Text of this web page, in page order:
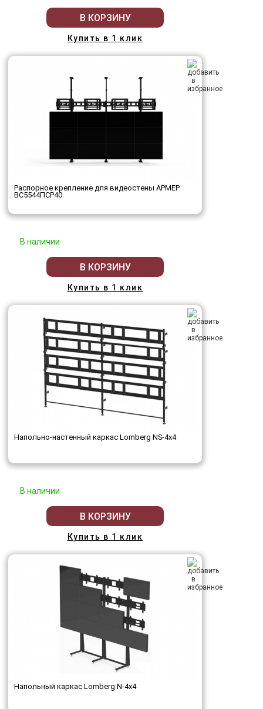
В КОРЗИНУ
Купить в 1 клик
Распорное крепление для видеостены АРМЕР
ВС5544ПСР40
В наличии
В КОРЗИНУ
Купить в 1 клик
Напольно-настенный каркас Lomberg NS-4х4
В наличии
В КОРЗИНУ
Купить в 1 клик
Напольный каркас Lomberg N-4х4